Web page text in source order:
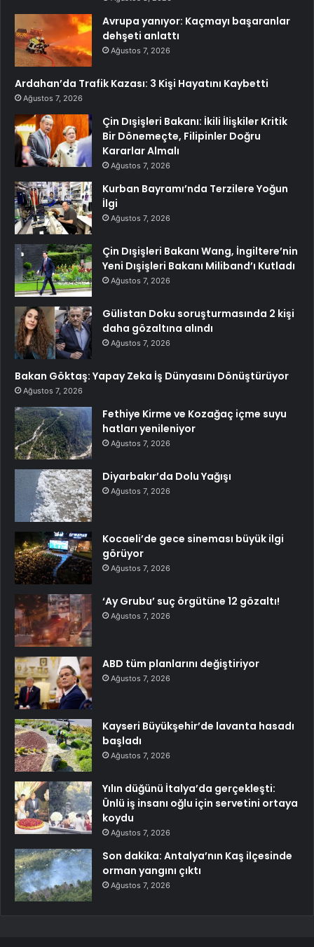
Avrupa yanıyor: Kaçmayı başaranlar
dehşeti anlattı
Ağustos 7, 2026
Ardahan’da Trafik Kazası: 3 Kişi Hayatını Kaybetti
Ağustos 7, 2026
Çin Dışişleri Bakanı: İkili İlişkiler Kritik
Bir Dönemeçte, Filipinler Doğru
Kararlar Almalı
Ağustos 7, 2026
Kurban Bayramı’nda Terzilere Yoğun
İlgi
Ağustos 7, 2026
Çin Dışişleri Bakanı Wang, İngiltere’nin
Yeni Dışişleri Bakanı Miliband’ı Kutladı
Ağustos 7, 2026
Gülistan Doku soruşturmasında 2 kişi
daha gözaltına alındı
Ağustos 7, 2026
Bakan Göktaş: Yapay Zeka İş Dünyasını Dönüştürüyor
Ağustos 7, 2026
Fethiye Kirme ve Kozağaç içme suyu
hatları yenileniyor
Ağustos 7, 2026
Diyarbakır’da Dolu Yağışı
Ağustos 7, 2026
Kocaeli’de gece sineması büyük ilgi
görüyor
Ağustos 7, 2026
‘Ay Grubu’ suç örgütüne 12 gözaltı!
Ağustos 7, 2026
ABD tüm planlarını değiştiriyor
Ağustos 7, 2026
Kayseri Büyükşehir’de lavanta hasadı
başladı
Ağustos 7, 2026
Yılın düğünü İtalya’da gerçekleşti:
Ünlü iş insanı oğlu için servetini ortaya
koydu
Ağustos 7, 2026
Son dakika: Antalya’nın Kaş ilçesinde
orman yangını çıktı
Ağustos 7, 2026